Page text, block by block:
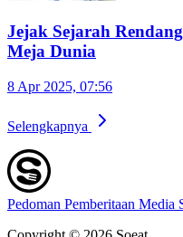
Jejak Sejarah
Meja Dunia
8 Apr 2025, 07:56
Selengkapnya
Pedoman Pemberitaan Media